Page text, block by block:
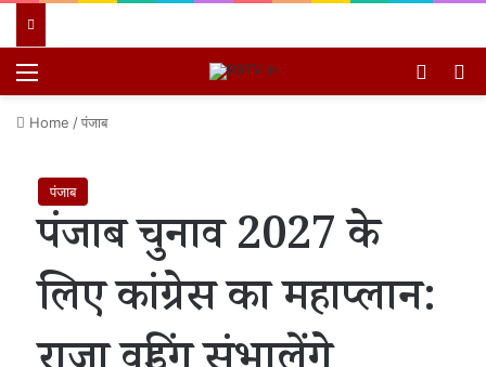
Home /पंजाब
पंजाब
पंजाब चुनाव 2027 के
लिए कांग्रेस का महाप्लान: